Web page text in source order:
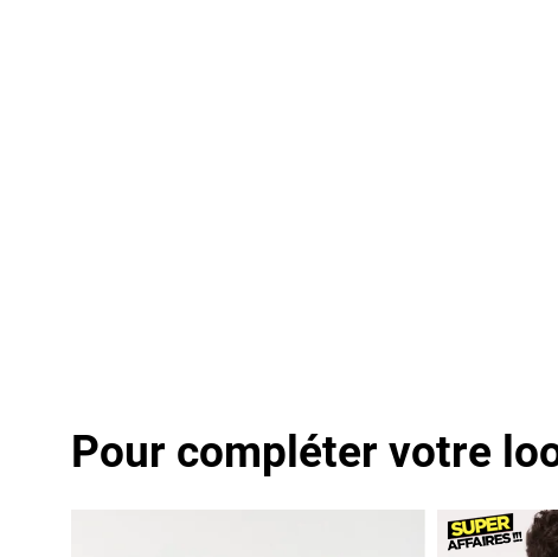
Pour compléter votre